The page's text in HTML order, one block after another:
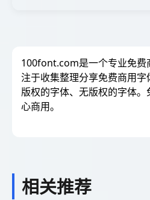
100font.com是一个专业免费
注于收集整理分享免费商用
版权的字体、无版权的字体
心商用。
相关推荐